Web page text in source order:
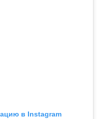
в Instagram